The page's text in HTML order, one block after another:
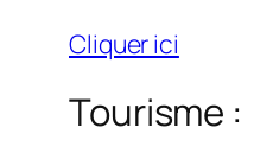
Cliquer ici
Tourisme :